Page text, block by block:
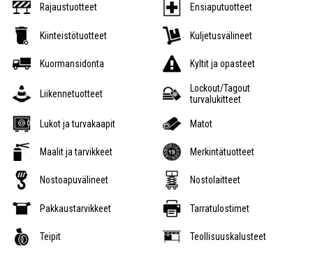
Rajaustuotteet Ensiaputuotteet
Kiinteistötuotteet Kuljetusvälineet
Kuormansidonta Kyltit ja opasteet
Liikennetuotteet
Lockout/Tagout
turvalukitteet
Lukot ja turvakaapit Matot
Maalit ja tarvikkeet Merkintätuotteet
Nostoapuvälineet Nostolaitteet
Pakkaustarvikkeet Tarratulostimet
Teipit Teollisuuskalusteet